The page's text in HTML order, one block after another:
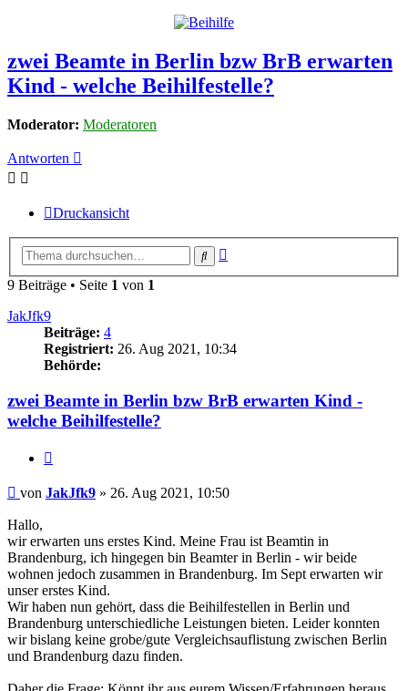
zwei Beamte in Berlin bzw BrB erwarten
Kind - welche Beihilfestelle?
Moderator: Moderatoren
Antworten
Druckansicht
Suche
9 Beiträge • Seite 1 von 1
JakJfk9
Beiträge: 4
Registriert: 26. Aug 2021, 10:34
Behörde:
zwei Beamte in Berlin bzw BrB erwarten Kind -
welche Beihilfestelle?
Beitrag
von JakJfk9 » 26. Aug 2021, 10:50
Hallo,
wir erwarten uns erstes Kind. Meine Frau ist Beamtin in
Brandenburg, ich hingegen bin Beamter in Berlin - wir beide
wohnen jedoch zusammen in Brandenburg. Im Sept erwarten wir
unser erstes Kind.
Wir haben nun gehört, dass die Beihilfestellen in Berlin und
Brandenburg unterschiedliche Leistungen bieten. Leider konnten
wir bislang keine grobe/gute Vergleichsauflistung zwischen Berlin
und Brandenburg dazu finden.